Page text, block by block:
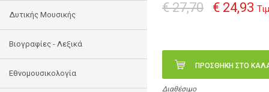
Δυτικής Μουσικής
Βιογραφίες - Λεξικά
Εθνομουσικολογία
€ 27,70 € 24,93
ΠΡΟΣΘΗΚΗ ΣΤΟ
Διαθέσιμο